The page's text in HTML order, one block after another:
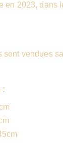
en 2023, dans
sont vendues
: